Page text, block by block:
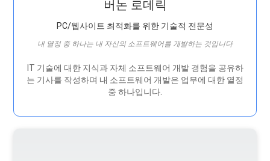
버논 로데릭
PC/웹사이트 최적화를 위한 기술적 전문성
내 열정 중 하나는 내 자신의 소프트웨어를 개발하는 것입니다
IT 기술에 대한 지식과 자체 소프트웨어 개발 경험을 공유하
는 기사를 작성하며 내 소프트웨어 개발은 ​​업무에 대한 열정
중 하나입니다.